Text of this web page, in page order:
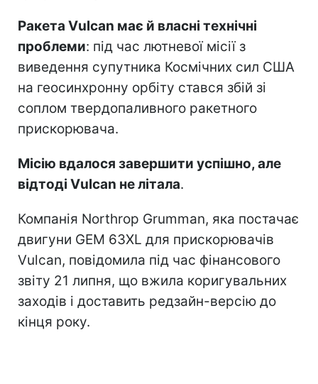
Ракета Vulcan має й власні технічні
проблеми: під час лютневої місії з
виведення супутника Космічних сил США
на геосинхронну орбіту стався збій зі
соплом твердопаливного ракетного
прискорювача.
Місію вдалося завершити успішно, але
відтоді Vulcan не літала.
Компанія Northrop Grumman, яка постачає
двигуни GEM 63XL для прискорювачів
Vulcan, повідомила під час фінансового
звіту 21 липня, що вжила коригувальних
заходів і доставить редзайн-версію до
кінця року.